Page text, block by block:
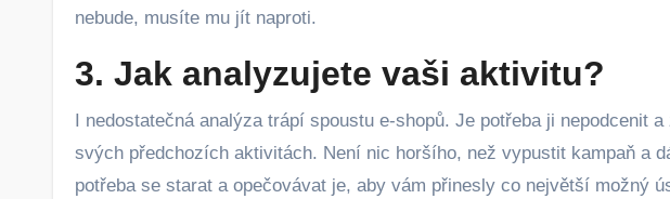
nebude, musíte mu jít naproti.
3. Jak analyzujete vaši aktivitu?
I nedostatečná analýza trápí spoustu e-shopů. Je potřeba ji nepodcenit
svých předchozích aktivitách. Není nic horšího, než vypustit kampaň a
potřeba se starat a opečovávat je, aby vám přinesly co největší možný